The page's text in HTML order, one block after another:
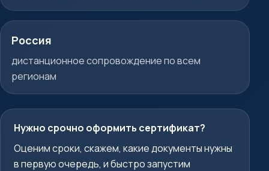
Россия
дистанционное сопровождение по всем
регионам
Нужно срочно оформить сертификат?
Оценим сроки, скажем, какие документы нужны
в первую очередь, и быстро запустим